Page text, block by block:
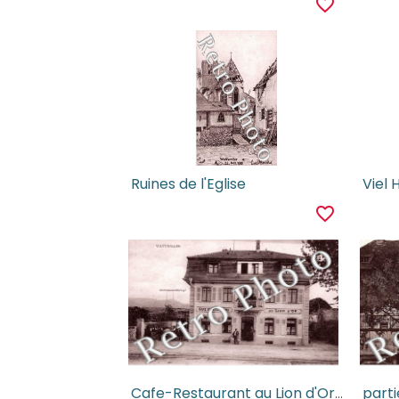
favorite_border
Ruines de l'Eglise
favorite_border
Cafe-Restaurant au Lion d'Or, Hartmannswillerkopf